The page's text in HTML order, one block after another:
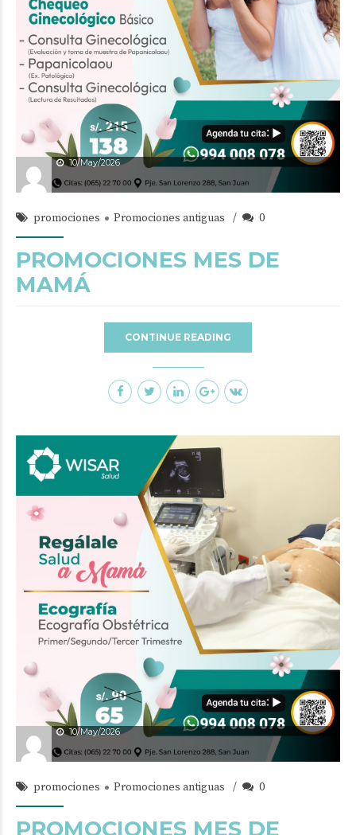
10/May/2026
promociones Promociones antiguas 0
PROMOCIONES MES DE
MAMÁ
CONTINUE READING
10/May/2026
promociones Promociones antiguas 0
PROMOCIONES MES DE